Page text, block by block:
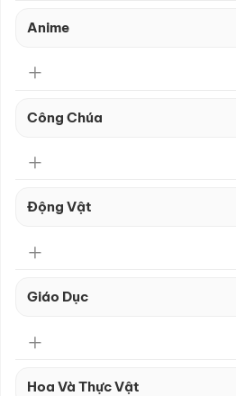
Anime
Công Chúa
Động Vật
Giáo Dục
Hoa Và Thực Vật